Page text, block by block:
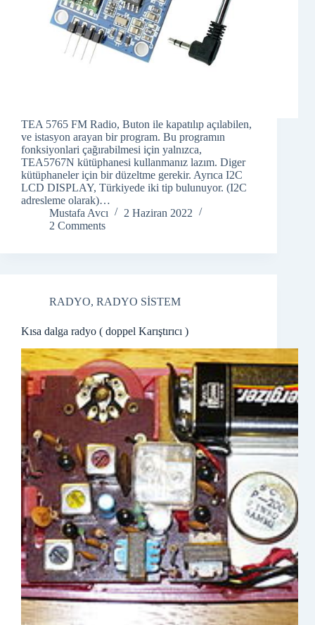
TEA 5765 FM Radio, Buton ile kapatılıp açılabilen,
ve istasyon arayan bir program. Bu programın
fonksiyonlari çağırabilmesi için yalnızca,
TEA5767N kütüphanesi kullanmanız lazım. Diger
kütüphaneler için bir düzeltme gerekir. Ayrıca I2C
LCD DISPLAY, Türkiyede iki tip bulunuyor. (I2C
adresleme olarak)…
Mustafa Avcı
2 Haziran 2022
2 Comments
RADYO, RADYO SİSTEM
Kısa dalga radyo ( doppel Karıştırıcı )